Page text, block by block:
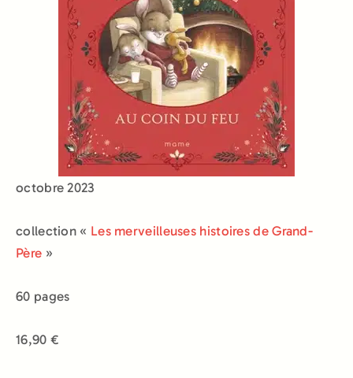
octobre 2023
collection « Les merveilleuses histoires de Grand-
Père »
60 pages
16,90 €